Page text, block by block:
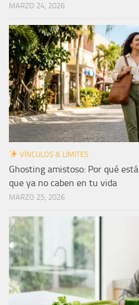
MARZO 24, 2026
VÍNCULOS & LÍMITES
Ghosting amistoso: Por qué
que ya no caben en tu vida
MARZO 25, 2026